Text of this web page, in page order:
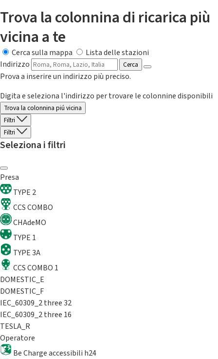
Trova la colonnina di ricarica più
vicina a te
Cerca sulla mappa
Lista delle stazioni
Indirizzo
Cerca
Prova a inserire un indirizzo più preciso.
Digita e seleziona l'indirizzo per trovare le colonnine disponibili
Trova la colonnina piú vicina
Filtri
Filtri
Seleziona i filtri
Presa
TYPE 2
CCS COMBO
CHAdeMO
TYPE 1
TYPE 3A
CCS COMBO 1
DOMESTIC_E
DOMESTIC_F
IEC_60309_2 three 32
IEC_60309_2 three 16
TESLA_R
Operatore
Be Charge accessibili h24